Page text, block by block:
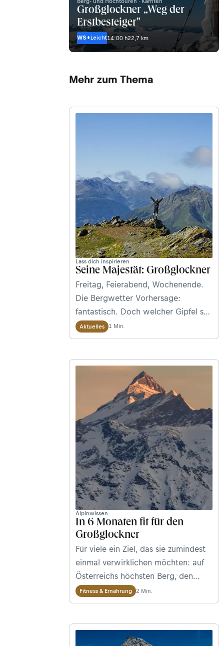
Großglockner „Weg der
Erstbesteiger"
WS+ Leicht14:00 h22,7 km
Mehr zum Thema
Lass dich inspirieren
Seine Majestät: Großglockner
Freitag, Feierabend, Wochenende.
Die Bergwetter Vorhersage:
fantastisch. Doch welcher Gipfel soll
es werden? Warum nicht gleich auf
den höchsten: Der Großglockner hat
inklusive – eine magische
Anziehungskraft. Also los geht’s:
Zum 3.789 Meter hohen
„Tauernkönig!“
Aktuelles 1 Min.
Alpinwissen
In 6 Monaten fit für den
Großglockner
Für viele ein Ziel, das sie zumindest
einmal verwirklichen möchten: auf
Österreichs höchsten Berg, den
3.798 m hohen Großglockner an der
Grenze zwischen Osttirol und
braucht allerdings solide
Vorbereitung und einen
Fitness & Ernährung 2 Min.